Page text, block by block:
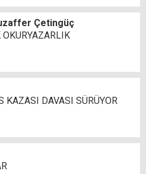
Çetingüç
OKURYAZARLIK
KAZASI DAVASI SÜRÜYOR